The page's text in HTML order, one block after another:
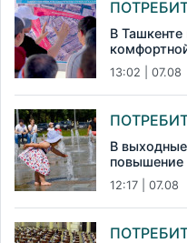
В Ташкенте
13:02 | 07.08
В
повышение
12:17 | 07.08